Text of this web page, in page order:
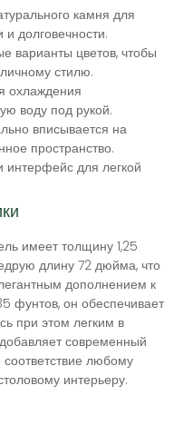
камня для
долговечности.
варианты цветов, чтобы
стилю.
охлаждения
воду под рукой.
вписывается на
пространство.
интерфейс для легкой
имеет толщину 1,25
длину 72 дюйма, что
дополнением к
фунтов, он обеспечивает
при этом легким в
современный
любому
интерьеру.